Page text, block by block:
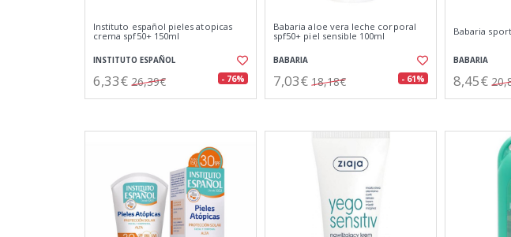
Instituto español pieles atopicas
crema spf50+ 150ml
INSTITUTO ESPAÑOL
6,33€ 26,39€ - 76%
Babaria aloe vera leche corporal
spf50+ piel sensible 100ml
BABARIA
7,03€ 18,18€ - 61%
Babaria
BABARIA
8,45€